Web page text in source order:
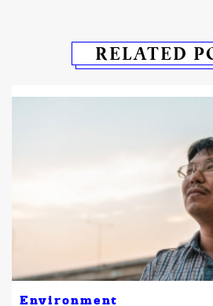
RELATED
Environment